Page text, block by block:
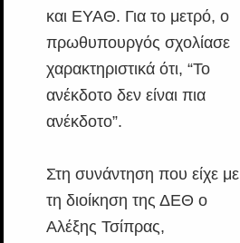
και ΕΥΑΘ. Για το μετρό, ο
πρωθυπουργός σχολίασε
χαρακτηριστικά ότι, “Το
ανέκδοτο δεν είναι πια
ανέκδοτο”.
Στη συνάντηση που είχε με
τη διοίκηση της ΔΕΘ ο
Αλέξης Τσίπρας,